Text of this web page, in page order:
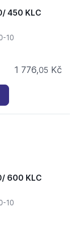
450 KLC
10
1 776,05 Kč
600 KLC
10